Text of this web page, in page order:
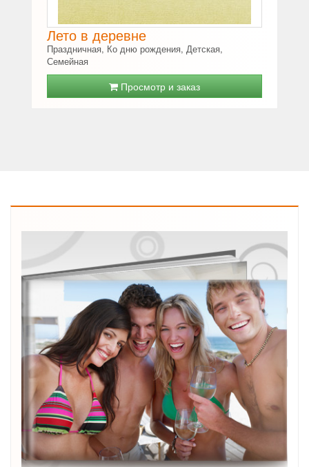
Лето в деревне
Праздничная, Ко дню рождения, Детская,
Семейная
Просмотр и заказ